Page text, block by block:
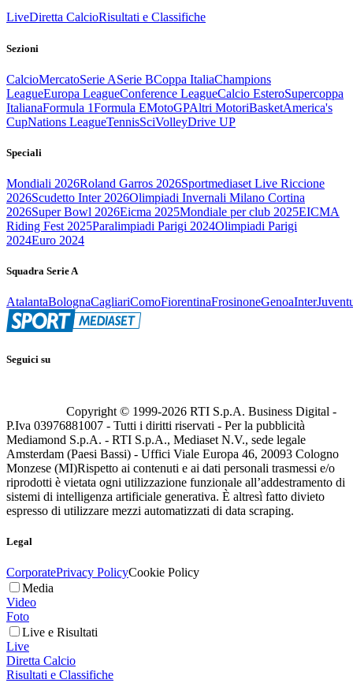
LiveDiretta CalcioRisultati e Classifiche
Sezioni
CalcioMercatoSerie ASerie BCoppa ItaliaChampions
LeagueEuropa LeagueConference LeagueCalcio EsteroSupercoppa
ItalianaFormula 1Formula EMotoGPAltri MotoriBasketAmerica's
CupNations LeagueTennisSciVolleyDrive UP
Speciali
Mondiali 2026Roland Garros 2026Sportmediaset Live Riccione
2026Scudetto Inter 2026Olimpiadi Invernali Milano Cortina
2026Super Bowl 2026Eicma 2025Mondiale per club 2025EICMA
Riding Fest 2025Paralimpiadi Parigi 2024Olimpiadi Parigi
2024Euro 2024
Squadra Serie A
AtalantaBolognaCagliariComoFiorentinaFrosinoneGenoaInter
Seguici su
Copyright © 1999-2026 RTI S.p.A. Business Digital -
P.Iva 03976881007 - Tutti i diritti riservati - Per la pubblicità
Mediamond S.p.A. - RTI S.p.A., Mediaset N.V., sede legale
Amsterdam (Paesi Bassi) - Uffici Viale Europa 46, 20093 Cologno
Monzese (MI)Rispetto ai contenuti e ai dati personali trasmessi e/o
riprodotti è vietata ogni utilizzazione funzionale all’addestramento di
sistemi di intelligenza artificiale generativa. È altresì fatto divieto
espresso di utilizzare mezzi automatizzati di data scraping.
Legal
CorporatePrivacy PolicyCookie Policy
Media
Video
Foto
Live e Risultati
Live
Diretta Calcio
Risultati e Classifiche